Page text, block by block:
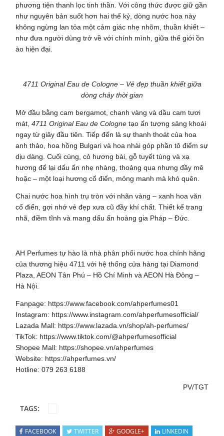
phương tiện thanh lọc tinh thần. Với công thức được giữ gần
như nguyên bản suốt hơn hai thế kỷ, dòng nước hoa này
không ngừng lan tỏa một cảm giác nhẹ nhõm, thuần khiết –
như đưa người dùng trở về với chính mình, giữa thế giới ồn
ào hiện đại.
4711 Original Eau de Cologne – Vẻ đẹp thuần khiết giữa
dòng chảy thời gian
Mở đầu bằng cam bergamot, chanh vàng và dầu cam tươi
mát,4711 Original Eau de Cologne tạo ấn tượng sảng khoái
ngay từ giây đầu tiên. Tiếp đến là sự thanh thoát của hoa
anh thảo, hoa hồng Bulgari và hoa nhài góp phần tô điểm sự
dịu dàng. Cuối cùng, cỏ hương bài, gỗ tuyết tùng và xạ
hương để lại dấu ấn nhẹ nhàng, thoảng qua nhưng đầy mê
hoặc – một loại hương cổ điển, mỏng manh mà khó quên.
Chai nước hoa hình trụ tròn với nhãn vàng – xanh hoa văn
cổ điển, gợi nhớ vẻ đẹp xưa cũ đầy khí chất. Thiết kế trang
nhã, điềm tĩnh và mang dấu ấn hoàng gia Pháp – Đức.
AH Perfumes tự hào là nhà phân phối nước hoa chính hãng
của thương hiệu 4711 với hệ thống cửa hàng tại Diamond
Plaza, AEON Tân Phú – Hồ Chí Minh và AEON Hà Đông –
Hà Nội.
Fanpage: https://www.facebook.com/ahperfumes01
Instagram: https://www.instagram.com/ahperfumesofficial/
Lazada Mall: https://www.lazada.vn/shop/ah-perfumes/
TikTok: https://www.tiktok.com/@ahperfumesofficial
Shopee Mall: https://shopee.vn/ahperfumes
Website: https://ahperfumes.vn/
Hotline: 079 263 6188
PV/TGT
TAGS:
FACEBOOK TWITTER GOOGLE+
LINKEDIN